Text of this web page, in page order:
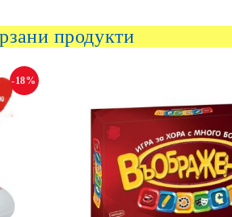
продукти
-18%